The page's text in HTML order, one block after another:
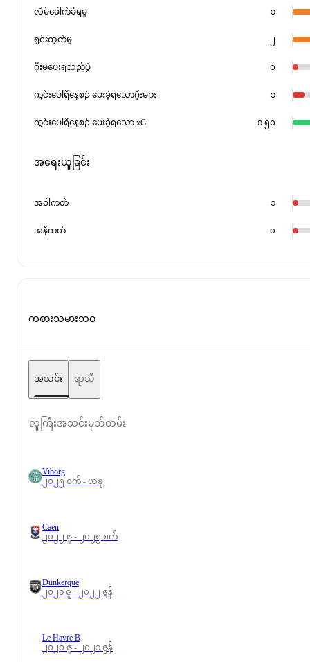
လိမ်ခေါက်ခံရမှု ၁
ရှင်းထုတ်မှု ၂
ဂိုးမပေးရသည့်ပွဲ ၀
ကွင်းပေါ်ရှိနေစဉ် ပေးခဲ့ရသောဂိုးများ ၁
ကွင်းပေါ်ရှိနေစဉ် ပေးခဲ့ရသော xG ၁.၅၀
အရေးယူခြင်း
အဝါကတ် ၁
အနီကတ် ၀
ကစားသမားဘဝ
အသင်း ရာသီ
လူကြီးအသင်းမှတ်တမ်း
Viborg
၂၀၂၅ စက် - ယခု
Caen
၂၀၂၂ ဇူ - ၂၀၂၅ စက်
Dunkerque
၂၀၂၁ ဇူ - ၂၀၂၂ ဇွန်
Le Havre B
၂၀၂၀ ဇူ - ၂၀၂၁ ဇွန်